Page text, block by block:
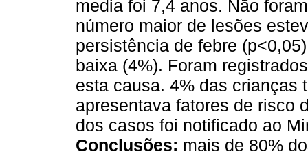
media foi 7,4 anos. Não
número maior de lesões
persistência de febre
baixa (4%). Foram
esta causa. 4% das crianças
apresentava fatores de risco
dos casos foi notificado ao
Conclusões: mais de 80%